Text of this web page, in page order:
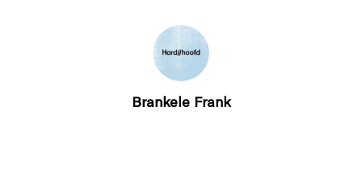
Brankele Frank